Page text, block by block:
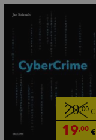
20,00€
19,00€